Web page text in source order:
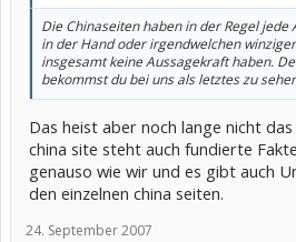
Die Chinaseiten haben in der Regel
in der Hand oder irgendwelchen
insgesamt keine Aussagekraft haben.
bekommst du bei uns als letztes zu
Das heist aber noch lange nicht
china site steht auch fundierte
genauso wie wir und es gibt auch
den einzelnen china seiten.
24. September 2007